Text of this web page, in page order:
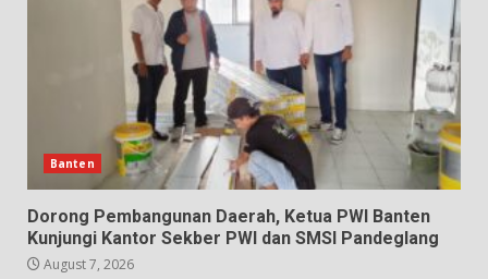
Banten
Dorong Pembangunan Daerah, Ketua PWI Banten
Kunjungi Kantor Sekber PWI dan SMSI Pandeglang
August 7, 2026